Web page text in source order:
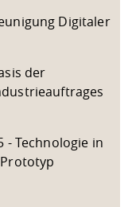
Digitaler
der
- Technologie in